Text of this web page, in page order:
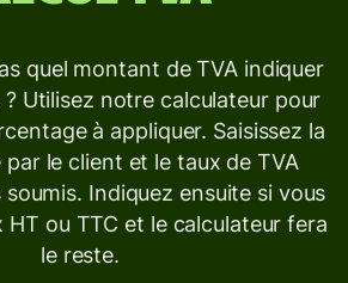
quel montant de TVA indiquer
Utilisez notre calculateur pour
à appliquer. Saisissez la
par le client et le taux de TVA
soumis. Indiquez ensuite si vous
HT ou TTC et le calculateur fera
le reste.